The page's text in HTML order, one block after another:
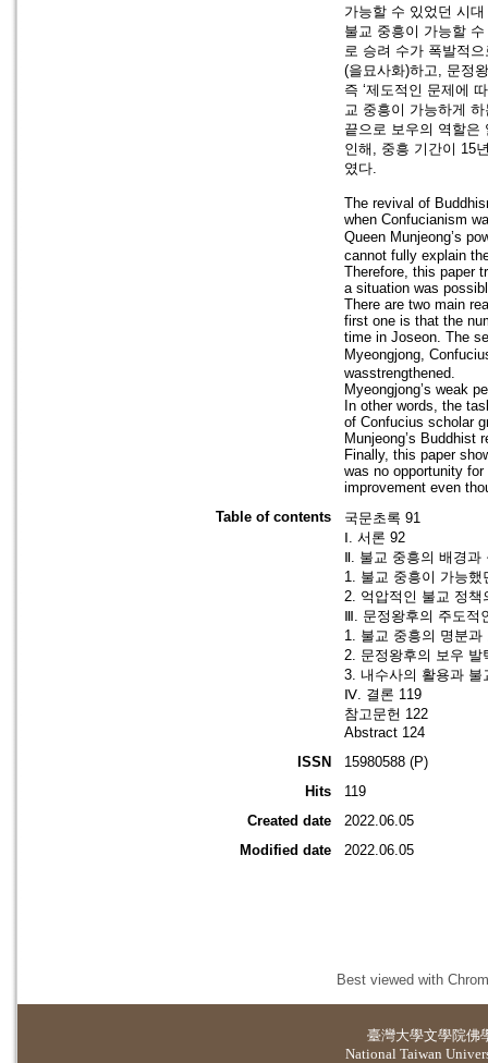
가능할 수 있었던 시
불교 중흥이 가능할
로 승려 수가 폭발적
(을묘사화)하고, 문정
즉 ‘제도적인 문제에
교 중흥이 가능하게
끝으로 보우의 역할은
인해, 중흥 기간이 15
였다.
The revival of
when Confucianism
Queen Munjeong’s
cannot fully explain
Therefore, this paper
a situation was
There are two main
first one is that the
time in Joseon. The
Myeongjong,
wasstrengthened.
Myeongjong’s weak
In other words, the
of Confucius scholar
Munjeong’s Buddhist
Finally, this paper
was no opportunity
improvement even
Table of contents
국문초록 91
Ⅰ. 서론 92
Ⅱ. 불교 중흥의 배경과
1. 불교 중흥이 가능했
2. 억압적인 불교 정책
Ⅲ. 문정왕후의 주도적
1. 불교 중흥의 명분과
2. 문정왕후의 보우 발
3. 내수사의 활용과 불
Ⅳ. 결론 119
참고문헌 122
Abstract 124
ISSN
15980588 (P)
Hits
119
Created date
2022.06.05
Modified date
2022.06.05
Best viewed with
臺灣大學文學院佛
National Taiwan